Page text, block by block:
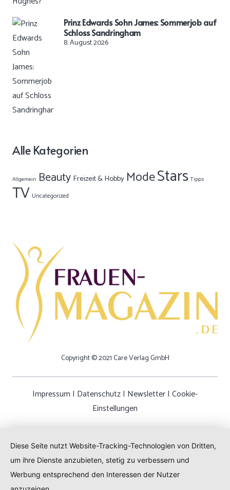
Prinz Edwards Sohn James: Sommerjob auf
Schloss Sandringham
8. August 2026
Alle Kategorien
Allgemein Beauty Freizeit & Hobby ModeStars Tipps
TV Uncategorized
Copyright © 2021 Care Verlag GmbH
Impressum | Datenschutz| Newsletter| Cookie-
Einstellungen
Diese Seite nutzt Website-Tracking-Technologien von Dritten,
um ihre Dienste anzubieten, stetig zu verbessern und
Werbung entsprechend den Interessen der Nutzer